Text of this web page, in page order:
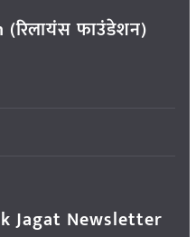
फाउंडेशन)
Jagat Newsletter